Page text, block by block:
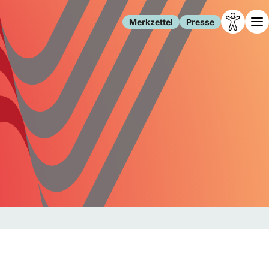
Merkzettel Presse
Leben
Familie
Freizeit
Gesundheit
Internet
Gesellschaft
Forschung
Migration
Polizei